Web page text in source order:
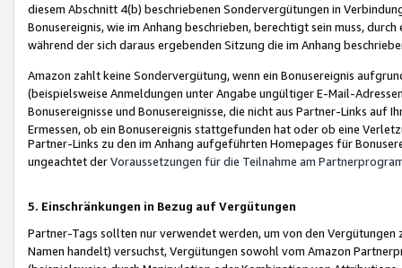
diesem Abschnitt 4(b) beschriebenen Sondervergütungen in
Bonusereignis, wie im Anhang beschrieben, berechtigt sein muss,
während der sich daraus ergebenden Sitzung die im Anhang
Amazon zahlt keine Sondervergütung, wenn ein Bonusereignis
(beispielsweise Anmeldungen unter Angabe ungültiger E-Mail-
Bonusereignisse und Bonusereignisse, die nicht aus Partner-Links auf
Ermessen, ob ein Bonusereignis stattgefunden hat oder ob eine
Partner-Links zu den im Anhang aufgeführten Homepages für
ungeachtet derVoraussetzungen für die Teilnahme am
5. Einschränkungen in Bezug auf Vergütungen
Partner-Tags sollten nur verwendet werden, um von den
Namen handelt) versuchst, Vergütungen sowohl vom Amazon